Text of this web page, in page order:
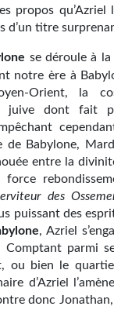
propos
d’un titre
se déroule à
notre ère à
Orient, la
juive dont fait
Babylone,
entre la
des
puissant des
, Azriel
parmi
ou bien le
d’Azriel
donc